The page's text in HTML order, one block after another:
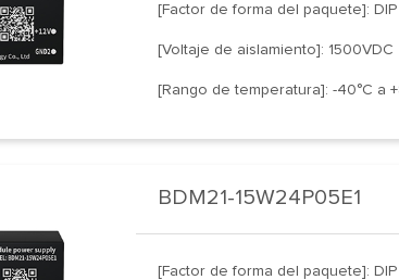
[Factor de forma del paquete]: DIP
[Voltaje de aislamiento]: 1500VDC
[Rango de temperatura]: -40°C a
BDM21-15W24P05E1
[Factor de forma del paquete]: DIP